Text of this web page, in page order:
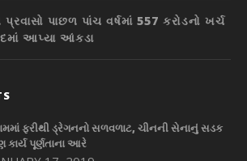
પ્રવાસો પાછળ પાંચ વર્ષમાં 557 કરોડનો ખર્ચ
આપ્યા આંકડા
ફરીથી ડ્રેગનનો સળવળાટ, ચીનની સેનાનું સડક
કાર્ય પૂર્ણતાના આરે